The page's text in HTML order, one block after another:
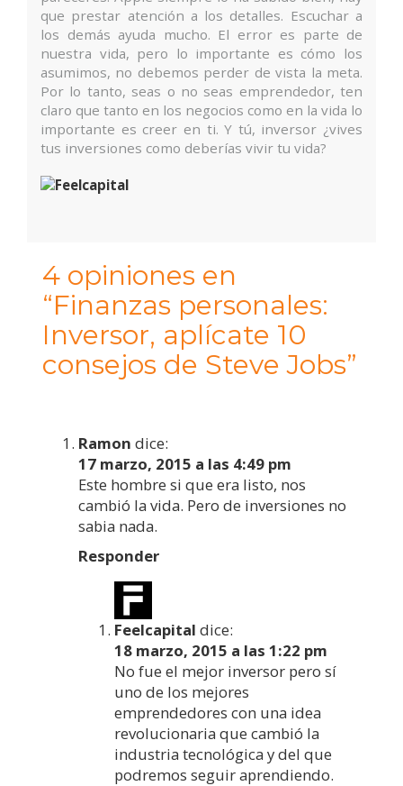
que prestar atención a los detalles. Escuchar a
los demás ayuda mucho. El error es parte de
nuestra vida, pero lo importante es cómo los
asumimos, no debemos perder de vista la meta.
Por lo tanto, seas o no seas emprendedor, ten
claro que tanto en los negocios como en la vida lo
importante es creer en ti. Y tú, inversor ¿vives
tus inversiones como deberías vivir tu vida?
4 opiniones en
“Finanzas personales:
Inversor, aplícate 10
consejos de Steve Jobs”
Ramon dice:
17 marzo, 2015 a las 4:49 pm
Este hombre si que era listo, nos
cambió la vida. Pero de inversiones no
sabia nada.
Responder
Feelcapital dice:
18 marzo, 2015 a las 1:22 pm
No fue el mejor inversor pero sí
uno de los mejores
emprendedores con una idea
revolucionaria que cambió la
industria tecnológica y del que
podremos seguir aprendiendo.